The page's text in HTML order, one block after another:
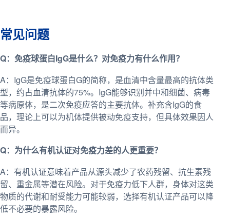
常见问题
Q：免疫球蛋白IgG是什么？对免疫力有什么作用？
A：IgG是免疫球蛋白G的简称，是血清中含量最高的抗体类
型，约占血清抗体的75%。IgG能够识别并中和细菌、病毒
等病原体，是二次免疫应答的主要抗体。补充含IgG的食
品，理论上可以为机体提供被动免疫支持，但具体效果因人
而异。
Q：为什么有机认证对免疫力差的人更重要？
A：有机认证意味着产品从源头减少了农药残留、抗生素残
留、重金属等潜在风险。对于免疫力低下人群，身体对这类
物质的代谢和耐受能力可能较弱，选择有机认证产品可以降
低不必要的暴露风险。